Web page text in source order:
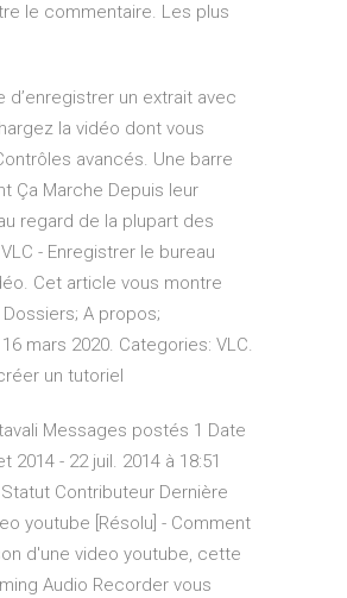
le commentaire. Les plus
d’enregistrer un extrait avec
la vidéo dont vous
avancés. Une barre
Ça Marche Depuis leur
regard de la plupart des
- Enregistrer le bureau
Cet article vous montre
A propos;
mars 2020. Categories: VLC.
un tutoriel
Messages postés 1 Date
- 22 juil. 2014 à 18:51
Contributeur Dernière
youtube [Résolu] - Comment
d'une video youtube, cette
Audio Recorder vous